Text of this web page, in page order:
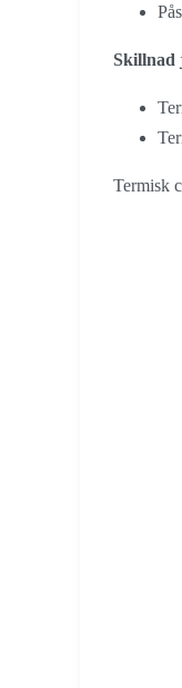
Skillnad
Termisk